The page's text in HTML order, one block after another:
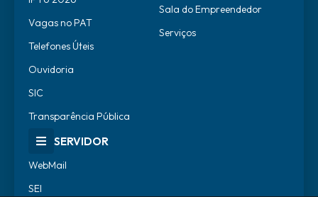
Vagas no PAT
Telefones Úteis
Ouvidoria
SIC
Transparência Pública
Sala do Empreendedor
Serviços
SERVIDOR
WebMail
SEI